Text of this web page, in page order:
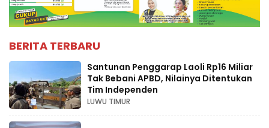
BERITA TERBARU
Santunan Penggarap Laoli Rp16 Miliar
Tak Bebani APBD, Nilainya Ditentukan
Tim Independen
LUWU TIMUR